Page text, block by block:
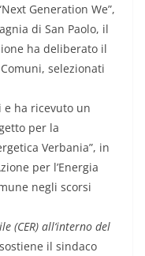
Generation We”,
di San Paolo, il
ha deliberato il
selezionati
e ha ricevuto un
per la
Verbania”, in
per l’Energia
negli scorsi
(CER) all‘interno del
il sindaco